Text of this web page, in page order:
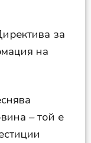
за
на
– той е